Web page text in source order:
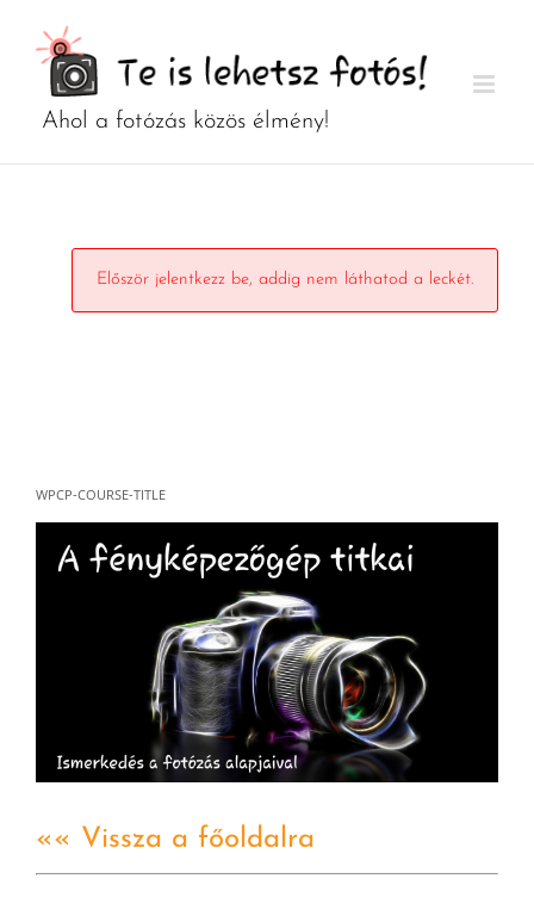
Először jelentkezz be, addig nem láthatod a leckét.
WPCP-COURSE-TITLE
«« Vissza a főoldalra